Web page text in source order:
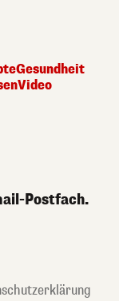
Gesundheit
Video
Postfach.